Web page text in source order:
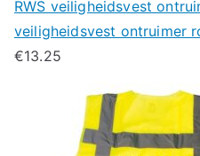
RWS veiligheidsvest
veiligheidsvest ontruimer
€13.25